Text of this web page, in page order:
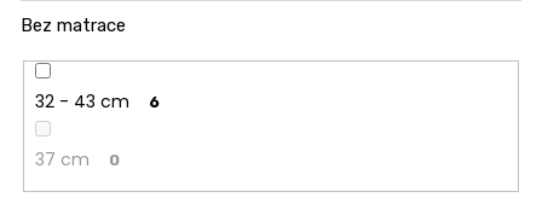
Bez matrace
32 - 43 cm 6
37 cm 0